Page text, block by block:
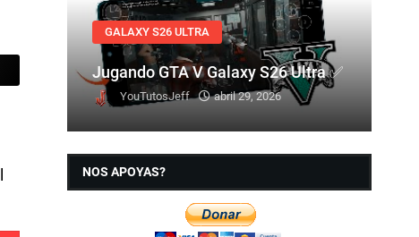
GALAXY S26 ULTRA
Jugando GTA V Galaxy S26 Ultra ✅
YouTutosJeff abril 29, 2026
NOS APOYAS?